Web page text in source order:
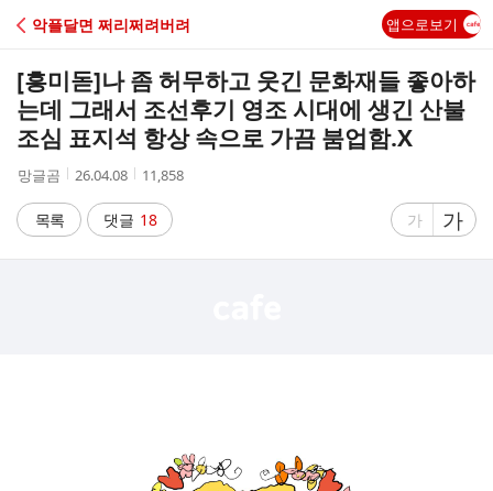
C
A
악플달면 쩌리쩌려버려 앱으로보기
[흥미돋]나 좀 허무하고 웃긴 문화재들 좋아하
는데 그래서 조선후기 영조 시대에 생긴 산불
조심 표지석 항상 속으로 가끔 붐업함.X
작
자
망글곰
작
시
간
26.04.08
조
수
11,858
목록 댓글 18
글
가
글
자
가